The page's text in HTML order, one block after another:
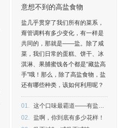
意想不到的高盐食物
盐几乎贯穿了我们所有的菜系，
甭管调料有多少变化，有一样是
共同的，那就是——盐。除了咸
菜，我们日常的蛋糕、饼干、冰
淇淋、果脯蜜饯各个都是“藏盐高
手”哦！那么，除了高盐食物，盐
还有哪些种类，该如何利用呢？
01. 这个口味最霸道——有盐，任性！
02. 盐啊，你到底有多少花样！